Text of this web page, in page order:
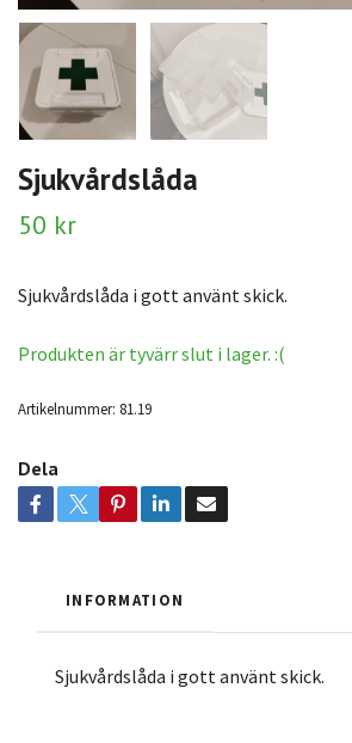
Sjukvårdslåda
50 kr
Sjukvårdslåda i gott använt skick.
Produkten är tyvärr slut i lager. :(
Artikelnummer: 81.19
Dela
INFORMATION
Sjukvårdslåda i gott använt skick.